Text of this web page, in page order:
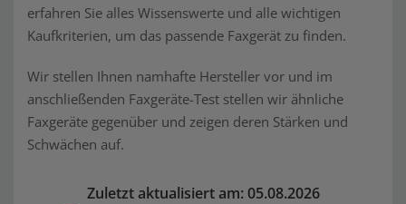
erfahren Sie alles Wissenswerte und alle wichtigen
Kaufkriterien, um das passende Faxgerät zu finden.
Wir stellen Ihnen namhafte Hersteller vor und im
anschließenden Faxgeräte-Test stellen wir ähnliche
Faxgeräte gegenüber und zeigen deren Stärken und
Schwächen auf.
Zuletzt aktualisiert am: 05.08.2026